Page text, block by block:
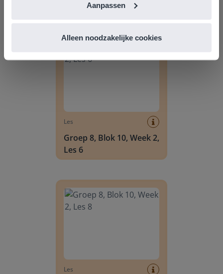
Aanpassen
Alleen noodzakelijke cookies
Les
Groep 8, Blok 10, Week 2,
Les 6
Les